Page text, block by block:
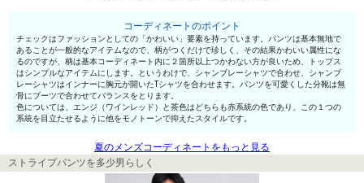
コーディネートのポイント
チェックはファッションとしての「かわいい」要素を持っています。パンツは基本無地で
あることが一般的なアイテムなので、柄がつくだけで珍しく、その結果かわいい属性にな
るのですが、柄は基本コーディネート内に２箇所以上つかわない方が良いため、トップス
はシンプルなアイテムにします。というわけで、シャンブレーシャツで合わせ、シャンブ
レーシャツはインナーに胸元が開いたTシャツを合わせます。パンツを可愛くした分靴は無
骨にブーツで合わせてバランスをとります。
色については、エンジ（ワインレッド）と茶色はどちらも赤系統の色であり、この１つの
系統を目立たせるように他をモノトーンで抑えたスタイルです。
夏のメンズコーディネートをもっと見る
ストライプパンツを多少男らしく